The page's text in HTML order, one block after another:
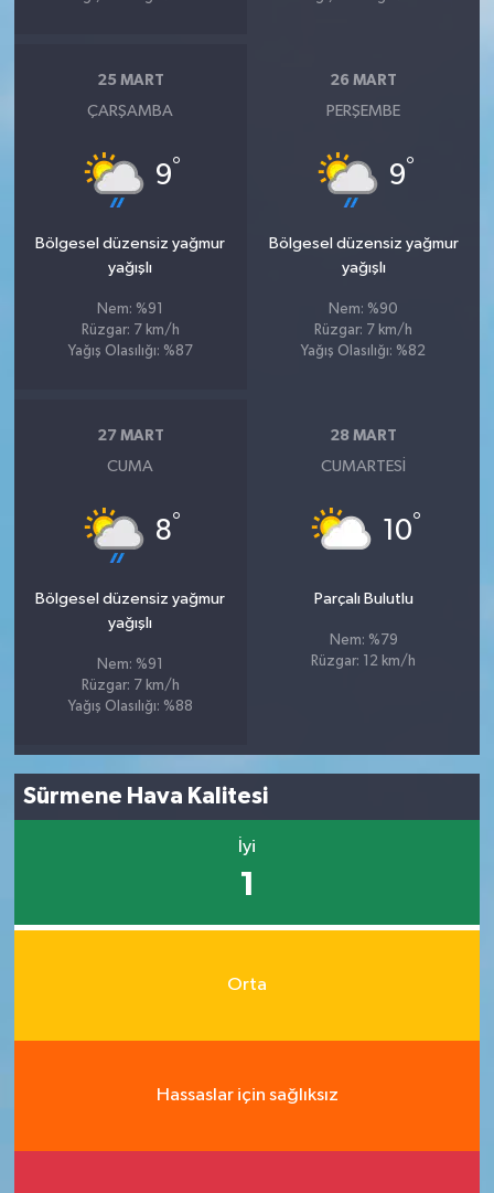
25 MART
ÇARŞAMBA
9°
Bölgesel düzensiz yağmur
yağışlı
Nem: %91
Rüzgar: 7 km/h
Yağış Olasılığı: %87
26 MART
PERŞEMBE
9°
Bölgesel düzensiz yağmur
yağışlı
Nem: %90
Rüzgar: 7 km/h
Yağış Olasılığı: %82
27 MART
CUMA
8°
Bölgesel düzensiz yağmur
yağışlı
Nem: %91
Rüzgar: 7 km/h
Yağış Olasılığı: %88
28 MART
CUMARTESI
10°
Parçalı Bulutlu
Nem: %79
Rüzgar: 12 km/h
Sürmene Hava Kalitesi
İyi
1
Orta
Hassaslar için sağlıksız